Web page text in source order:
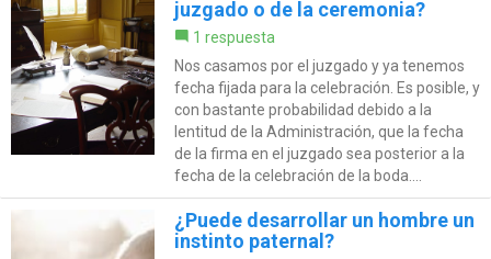
juzgado o de la ceremonia?
1 respuesta
Nos casamos por el juzgado y ya tenemos
fecha fijada para la celebración. Es posible, y
con bastante probabilidad debido a la
lentitud de la Administración, que la fecha
de la firma en el juzgado sea posterior a la
fecha de la celebración de la boda....
¿Puede desarrollar un hombre un
instinto paternal?